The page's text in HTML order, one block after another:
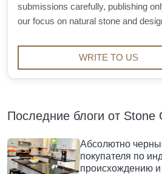
submissions carefully, publishing
our focus on natural stone and
WRITE TO US
Последние блоги от Stone
Абсолютно
покупателя по
происхождению и